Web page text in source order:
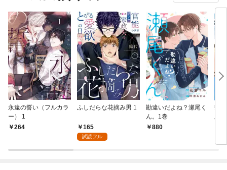
永遠の誓い（フルカラ
ー） 1
264
ふしだらな花摘み男 1
165
試読フル
勘違いだよね？瀬尾く
ん。1巻
880
薄
版